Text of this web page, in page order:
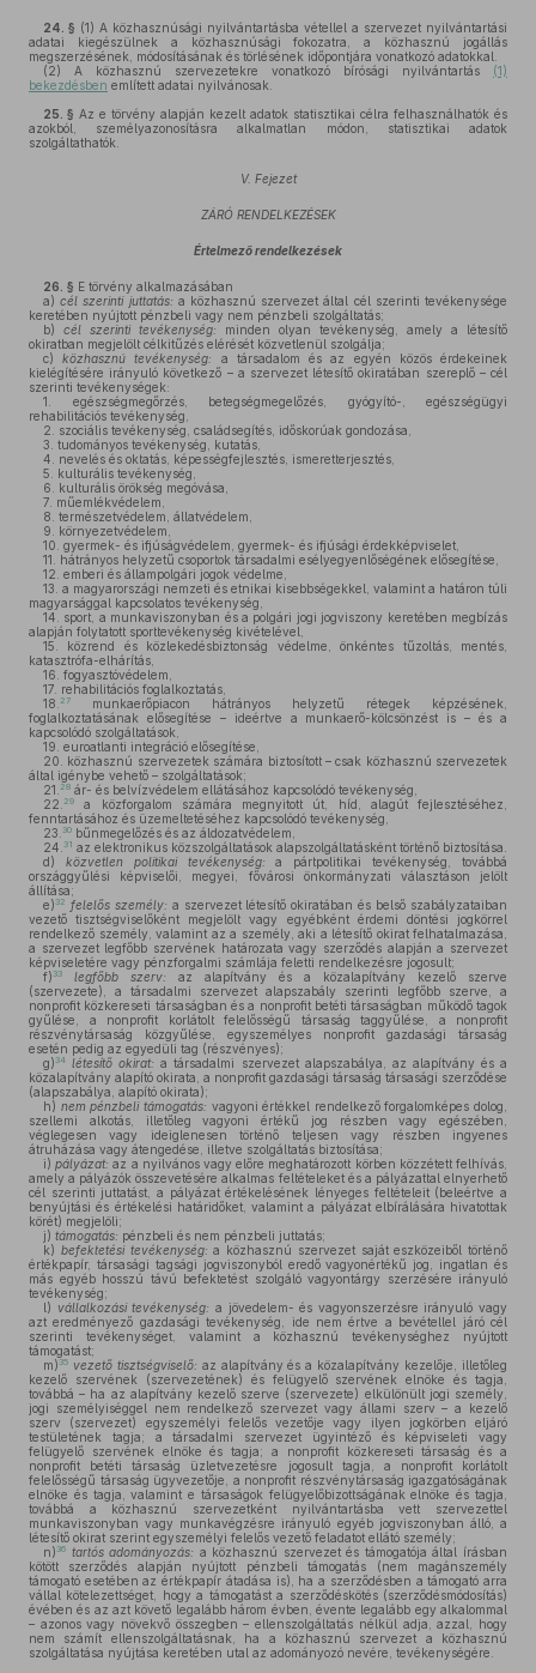
24. § (1) A közhasznúsági nyilvántartásba vétellel a szervezet nyilvántartási
adatai kiegészülnek a közhasznúsági fokozatra, a közhasznú jogállás
megszerzésének, módosításának és törlésének időpontjára vonatkozó adatokkal.
(2) A közhasznú szervezetekre vonatkozó bírósági nyilvántartás (1)
bekezdésben említett adatai nyilvánosak.
25. § Az e törvény alapján kezelt adatok statisztikai célra felhasználhatók és
azokból, személyazonosításra alkalmatlan módon, statisztikai adatok
szolgáltathatók.
V. Fejezet
ZÁRÓ RENDELKEZÉSEK
Értelmező rendelkezések
26. § E törvény alkalmazásában
a) cél szerinti juttatás: a közhasznú szervezet által cél szerinti tevékenysége
keretében nyújtott pénzbeli vagy nem pénzbeli szolgáltatás;
b)
cél szerinti tevékenység: minden olyan tevékenység, amely a létesítő
okiratban megjelölt célkitűzés elérését közvetlenül szolgálja;
c)
közhasznú tevékenység:
a társadalom és az egyén közös érdekeinek
kielégítésére irányuló következő – a szervezet létesítő okiratában szereplő – cél
szerinti tevékenységek:
1. egészségmegőrzés, betegségmegelőzés, gyógyító-, egészségügyi
rehabilitációs tevékenység,
2. szociális tevékenység, családsegítés, időskorúak gondozása,
3. tudományos tevékenység, kutatás,
4. nevelés és oktatás, képességfejlesztés, ismeretterjesztés,
5. kulturális tevékenység,
6. kulturális örökség megóvása,
7. műemlékvédelem,
8. természetvédelem, állatvédelem,
9. környezetvédelem,
10. gyermek- és ifjúságvédelem, gyermek- és ifjúsági érdekképviselet,
11. hátrányos helyzetű csoportok társadalmi esélyegyenlőségének elősegítése,
12. emberi és állampolgári jogok védelme,
13. a magyarországi nemzeti és etnikai kisebbségekkel, valamint a határon túli
magyarsággal kapcsolatos tevékenység,
14. sport, a munkaviszonyban és a polgári jogi jogviszony keretében megbízás
alapján folytatott sporttevékenység kivételével,
15. közrend és közlekedésbiztonság védelme, önkéntes tűzoltás, mentés,
katasztrófa-elhárítás,
16. fogyasztóvédelem,
17. rehabilitációs foglalkoztatás,
18. 27
munkaerőpiacon hátrányos helyzetű rétegek képzésének,
foglalkoztatásának elősegítése – ideértve a munkaerő-kölcsönzést is – és a
kapcsolódó szolgáltatások,
19. euroatlanti integráció elősegítése,
20. közhasznú szervezetek számára biztosított – csak közhasznú szervezetek
által igénybe vehető – szolgáltatások;
21. 28 ár- és belvízvédelem ellátásához kapcsolódó tevékenység,
22. 29
a közforgalom számára megnyitott út, híd, alagút fejlesztéséhez,
fenntartásához és üzemeltetéséhez kapcsolódó tevékenység,
23. 30 bűnmegelőzés és az áldozatvédelem,
24. 31 az elektronikus közszolgáltatások alapszolgáltatásként történő biztosítása.
d)
közvetlen politikai tevékenység: a pártpolitikai tevékenység, továbbá
országgyűlési képviselői, megyei, fővárosi önkormányzati választáson jelölt
állítása;
e) 32 felelős személy: a szervezet létesítő okiratában és belső szabályzataiban
vezető tisztségviselőként megjelölt vagy egyébként érdemi döntési jogkörrel
rendelkező személy, valamint az a személy, aki a létesítő okirat felhatalmazása,
a szervezet legfőbb szervének határozata vagy szerződés alapján a szervezet
képviseletére vagy pénzforgalmi számlája feletti rendelkezésre jogosult;
f) 33 legfőbb szerv: az alapítvány és a közalapítvány kezelő szerve
(szervezete), a társadalmi szervezet alapszabály szerinti legfőbb szerve, a
nonprofit közkereseti társaságban és a nonprofit betéti társaságban működő tagok
gyűlése, a nonprofit korlátolt felelősségű társaság taggyűlése, a nonprofit
részvénytársaság közgyűlése, egyszemélyes nonprofit gazdasági társaság
esetén pedig az egyedüli tag (részvényes);
g) 34 létesítő okirat: a társadalmi szervezet alapszabálya, az alapítvány és a
közalapítvány alapító okirata, a nonprofit gazdasági társaság társasági szerződése
(alapszabálya, alapító okirata);
h) nem pénzbeli támogatás: vagyoni értékkel rendelkező forgalomképes dolog,
szellemi alkotás, illetőleg vagyoni értékű jog részben vagy egészében,
véglegesen vagy ideiglenesen történő teljesen vagy részben ingyenes
átruházása vagy átengedése, illetve szolgáltatás biztosítása;
i) pályázat: az a nyilvános vagy előre meghatározott körben közzétett felhívás,
amely a pályázók összevetésére alkalmas feltételeket és a pályázattal elnyerhető
cél szerinti juttatást, a pályázat értékelésének lényeges feltételeit (beleértve a
benyújtási és értékelési határidőket, valamint a pályázat elbírálására hivatottak
körét) megjelöli;
j) támogatás: pénzbeli és nem pénzbeli juttatás;
k) befektetési tevékenység: a közhasznú szervezet saját eszközeiből történő
értékpapír, társasági tagsági jogviszonyból eredő vagyonértékű jog, ingatlan és
más egyéb hosszú távú befektetést szolgáló vagyontárgy szerzésére irányuló
tevékenység;
l) vállalkozási tevékenység: a jövedelem- és vagyonszerzésre irányuló vagy
azt eredményező gazdasági tevékenység, ide nem értve a bevétellel járó cél
szerinti tevékenységet, valamint a közhasznú tevékenységhez nyújtott
támogatást;
m) 35 vezető tisztségviselő: az alapítvány és a közalapítvány kezelője, illetőleg
kezelő szervének (szervezetének) és felügyelő szervének elnöke és tagja,
továbbá – ha az alapítvány kezelő szerve (szervezete) elkülönült jogi személy,
jogi személyiséggel nem rendelkező szervezet vagy állami szerv – a kezelő
szerv (szervezet) egyszemélyi felelős vezetője vagy ilyen jogkörben eljáró
testületének tagja; a társadalmi szervezet ügyintéző és képviseleti vagy
felügyelő szervének elnöke és tagja; a nonprofit közkereseti társaság és a
nonprofit betéti társaság üzletvezetésre jogosult tagja, a nonprofit korlátolt
felelősségű társaság ügyvezetője, a nonprofit részvénytársaság igazgatóságának
elnöke és tagja, valamint e társaságok felügyelőbizottságának elnöke és tagja,
továbbá a közhasznú szervezetként nyilvántartásba vett szervezettel
munkaviszonyban vagy munkavégzésre irányuló egyéb jogviszonyban álló, a
létesítő okirat szerint egyszemélyi felelős vezető feladatot ellátó személy;
n) 36 tartós adományozás: a közhasznú szervezet és támogatója által írásban
kötött szerződés alapján nyújtott pénzbeli támogatás (nem magánszemély
támogató esetében az értékpapír átadása is), ha a szerződésben a támogató arra
vállal kötelezettséget, hogy a támogatást a szerződéskötés (szerződésmódosítás)
évében és az azt követő legalább három évben, évente legalább egy alkalommal
– azonos vagy növekvő összegben – ellenszolgáltatás nélkül adja, azzal, hogy
nem számít ellenszolgáltatásnak, ha a közhasznú szervezet a közhasznú
szolgáltatása nyújtása keretében utal az adományozó nevére, tevékenységére.